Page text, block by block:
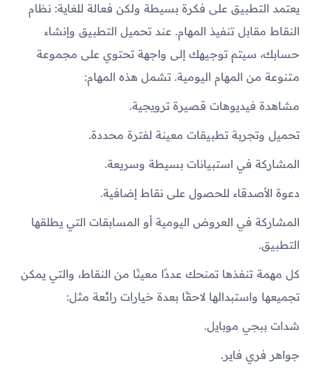
يعتمد التطبيق على فكرة بسيطة ولكن فعالة للغاية: نظام
النقاط مقابل تنفيذ المهام. عند تحميل التطبيق وإنشاء
حسابك، سيتم توجيهك إلى واجهة تحتوي على مجموعة
متنوعة من المهام اليومية. تشمل هذه المهام:
مشاهدة فيديوهات قصيرة ترويجية.
تحميل وتجربة تطبيقات معينة لفترة محددة.
المشاركة في استبيانات بسيطة وسريعة.
دعوة الأصدقاء للحصول على نقاط إضافية.
المشاركة في العروض اليومية أو المسابقات التي يطلقها
التطبيق.
كل مهمة تنفذها تمنحك عددًا معينًا من النقاط، والتي يمكن
تجميعها واستبدالها لاحقًا بعدة خيارات رائعة مثل:
شدات ببجي موبايل.
جواهر فري فاير.